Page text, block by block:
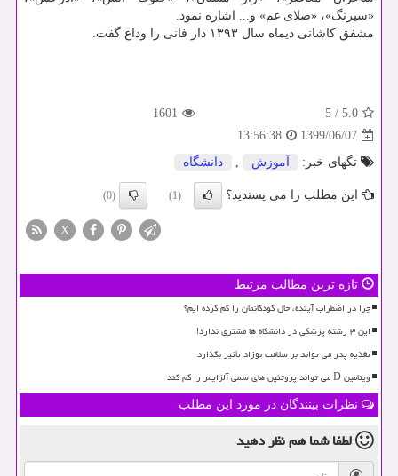
«سیرنگ»، «صلای غم» و... اشاره نمود.
مشفق کاشانی دیماه سال ۱۳۹۳ دار فانی را وداع گفت.
5.0
/
5
1601
1399/06/07
13:56:38
تگهای خبر:
آموزش , دانشگاه
این مطلب را می پسندید؟ (1)
(0)
X
تازه ترین مطالب مرتبط
چرا در اضطراب آینده، حال کودکانمان را گم کرده ایم؟
این ۳ رشته پزشکی در دانشگاه ها مشتری ندارد!
تغذیه پدر می تواند بر سلامت نوزاد تأثیر بگذارد
ویتامین D می تواند پروتئین های سمی آلزایمر را کم کند
نظرات بینندگان در مورد این مطلب
لطفا شما همنظر دهید